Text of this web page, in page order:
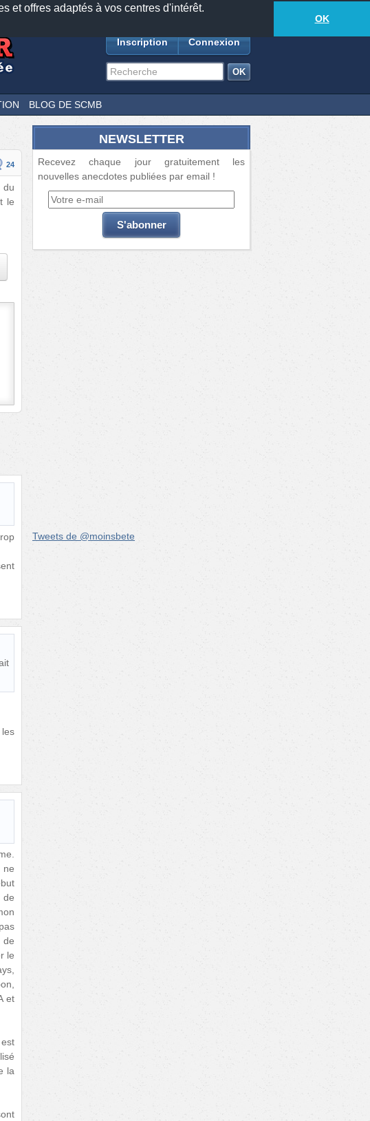
et offres adaptés à vos centres d'intérêt.
OK
Facebook
TwitterFeeds18885anecdotes-493lecteurs connectés
Inscription Connexion
BLOG DE SCMB
24
du
le
ne
de
le
et
la
NEWSLETTER
Recevez chaque jour gratuitement les
nouvelles anecdotes publiées par email !
Tweets de @moinsbete